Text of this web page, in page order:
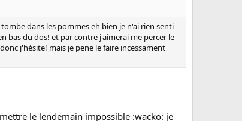
dans les pommes eh bien je n'ai rien senti
bas du dos! et par contre j'aimerai me percer le
j'hésite! mais je pene le faire incessament
le lendemain impossible :wacko: je